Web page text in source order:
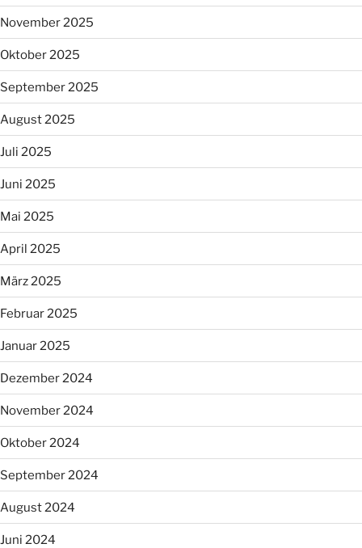
November 2025
Oktober 2025
September 2025
August 2025
Juli 2025
Juni 2025
Mai 2025
April 2025
März 2025
Februar 2025
Januar 2025
Dezember 2024
November 2024
Oktober 2024
September 2024
August 2024
Juni 2024